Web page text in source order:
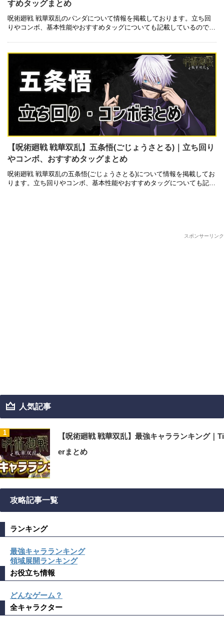
すめタッグまとめ
呪術廻戦 戦華双乱のパンダについて情報を掲載しております。立ち回
りやコンボ、基本性能やおすすめタッグについても記載しているので是
【呪術廻戦 戦華双乱】五条悟(ごじょうさとる)｜立ち回り
やコンボ、おすすめタッグまとめ
呪術廻戦 戦華双乱の五条悟(ごじょうさとる)について情報を掲載してお
ります。立ち回りやコンボ、基本性能やおすすめタッグについても記載
スポンサーリンク
人気記事
【呪術廻戦 戦華双乱】最強キャラランキング｜Ti
erまとめ
攻略記事一覧
ランキング
最強キャラランキング
領域展開ランキング
お役立ち情報
どんなゲーム？
全キャラクター